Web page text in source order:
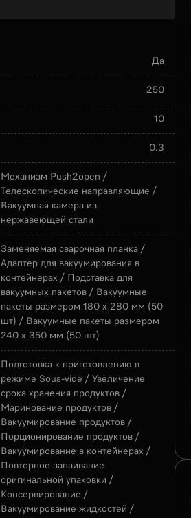
Да
250
10
0.3
Механизм Push2open /
Телескопические направляющие /
Вакуумная камера из
нержавеющей стали
Заменяемая сварочная планка /
Адаптер для вакуумирования в
контейнерах / Подставка для
вакуумных пакетов / Вакуумные
пакеты размером 180 х 280 мм (50
шт) / Вакуумные пакеты размером
240 х 350 мм (50 шт)
Подготовка к приготовлению в
режиме Sous-vide / Увеличение
срока хранения продуктов /
Маринование продуктов /
Вакуумирование продуктов /
Порционирование продуктов /
Вакуумирование в контейнерах /
Повторное запаивание
оригинальной упаковки /
Консервирование /
Вакуумирование жидкостей /